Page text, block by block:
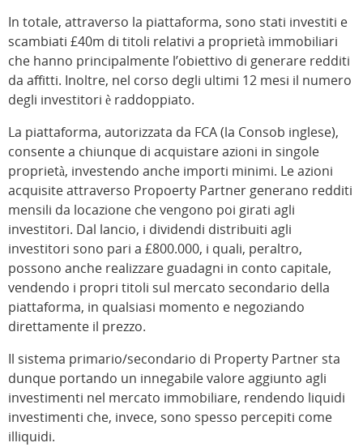
In totale, attraverso la piattaforma, sono stati investiti e
scambiati £40m di titoli relativi a proprietà immobiliari
che hanno principalmente l’obiettivo di generare redditi
da affitti. Inoltre, nel corso degli ultimi 12 mesi il numero
degli investitori è raddoppiato.
La piattaforma, autorizzata da FCA (la Consob inglese),
consente a chiunque di acquistare azioni in singole
proprietà, investendo anche importi minimi. Le azioni
acquisite attraverso Propoerty Partner generano redditi
mensili da locazione che vengono poi girati agli
investitori. Dal lancio, i dividendi distribuiti agli
investitori sono pari a £800.000, i quali, peraltro,
possono anche realizzare guadagni in conto capitale,
vendendo i propri titoli sul mercato secondario della
piattaforma, in qualsiasi momento e negoziando
direttamente il prezzo.
Il sistema primario/secondario di Property Partner sta
dunque portando un innegabile valore aggiunto agli
investimenti nel mercato immobiliare, rendendo liquidi
investimenti che, invece, sono spesso percepiti come
illiquidi.